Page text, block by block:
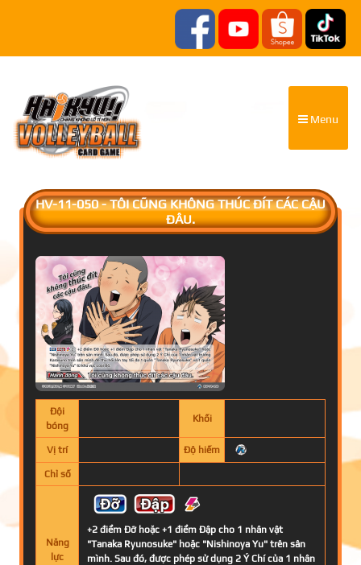
Menu
HV-11-050 - TÔI CŨNG KHÔNG THÚC ĐÍT CÁC CẬU
ĐÂU.
Đội
bóng
Khối
Vị trí Độ hiếm
Chỉ số
Năng
lực
+2 điểm Đỡ hoặc +1 điểm Đập cho 1 nhân vật
"Tanaka Ryunosuke" hoặc "Nishinoya Yu" trên sân
mình. Sau đó, được phép sử dụng 2 Ý Chí của 1 nhân